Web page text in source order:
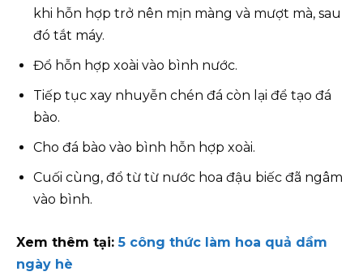
khi hỗn hợp trở nên mịn màng và mượt mà, sau
đó tắt máy.
Đổ hỗn hợp xoài vào bình nước.
Tiếp tục xay nhuyễn chén đá còn lại để tạo đá
bào.
Cho đá bào vào bình hỗn hợp xoài.
Cuối cùng, đổ từ từ nước hoa đậu biếc đã ngâm
vào bình.
Xem thêm tại:5 công thức làm hoa quả dầm
ngày hè